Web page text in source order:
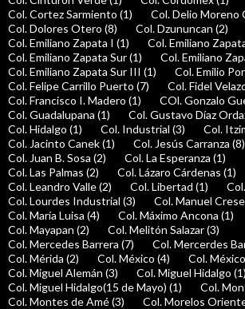
Col. Cortez Sarmiento (1)
Col. Delio Moreno
Col. Dolores Otero (8)
Col. Dzununcan (2)
Col. Emiliano Zapata I (1)
Col. Emiliano
Col. Emiliano Zapata Sur (1)
Col. Emiliano
Col. Emiliano Zapata Sur III (1)
Col. Emilio
Col. Felipe Carrillo Puerto (7)
Col. Fidel
Col. Francisco I. Madero (1)
COl. Gonzalo
Col. Guadalupana (1)
Col. Gustavo Díaz
Col. Hidalgo (1)
Col. Industrial (3)
Col.
Col. Jacinto Canek (1)
Col. Jesús Carranza (8)
Col. Juan B. Sosa (2)
Col. La Esperanza (1)
Col. Las Palmas (2)
Col. Lázaro Cárdenas (1)
Col. Leandro Valle (2)
Col. Libertad (1)
Col. Lourdes Industrial (3)
Col. Manuel
Col. María Luisa (4)
Col. Máximo Ancona (1)
Col. Mayapan (2)
Col. Melitón Salazar (3)
Col. Mercedes Barrera (7)
Col. Mercerdes
Col. Mérida (2)
Col. México (4)
Col.
Col. Miguel Alemán (3)
Col. Miguel Hidalgo (1)
Col. Miguel Hidalgo(15 de Mayo) (1)
Col.
Col. Montes de Amé (3)
Col. Morelos